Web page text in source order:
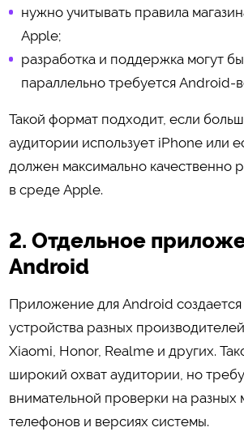
нужно учитывать правила
Apple;
разработка и поддержка могут
параллельно требуется Android-
Такой формат подходит, если
аудитории использует iPhone или
должен максимально качественно
в среде Apple.
2. Отдельное
Android
Приложение для Android
устройства разных
Xiaomi, Honor, Realme и других.
широкий охват аудитории, но
внимательной проверки на разных
телефонов и версиях системы.